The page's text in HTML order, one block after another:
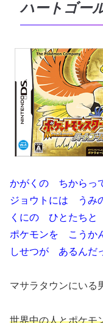
ハートゴー
かがくの ちからっ
ジョウトには うみ
くにの ひとたちと
ポケモンを こうか
しせつが あるんだ
マサラタウンにいる
世界中の人とポケモ